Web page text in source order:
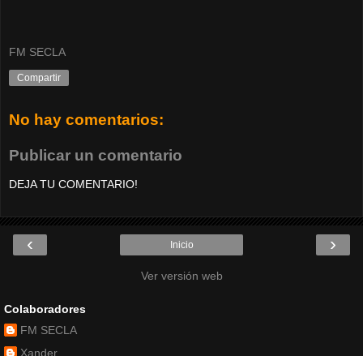
FM SECLA
Compartir
No hay comentarios:
Publicar un comentario
DEJA TU COMENTARIO!
‹ ›
Inicio
Ver versión web
Colaboradores
FM SECLA
Xander